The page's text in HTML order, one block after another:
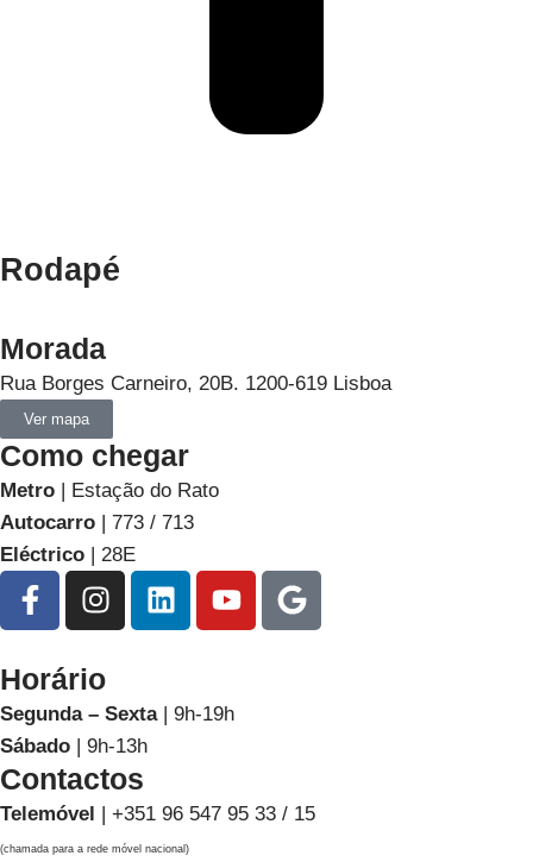
Rodapé
Morada
Rua Borges Carneiro, 20B. 1200-619 Lisboa
Ver mapa
Como chegar
Metro | Estação do Rato
Autocarro | 773 / 713
Eléctrico | 28E
Horário
Segunda – Sexta| 9h-19h
Sábado | 9h-13h
Contactos
Telemóvel | +351 96 547 95 33 / 15
(chamada para a rede móvel nacional)